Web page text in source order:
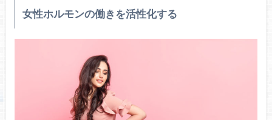
女性ホルモンの働きを活性化する